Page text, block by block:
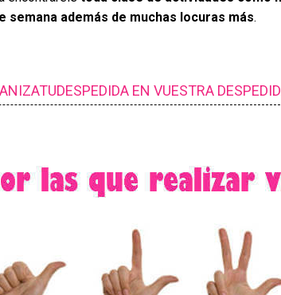
semana además de muchas locuras más.
EN VUESTRA